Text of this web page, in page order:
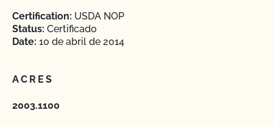
Certification: USDA NOP
Status: Certificado
Date: 10 de abril de 2014
ACRES
2003.1100